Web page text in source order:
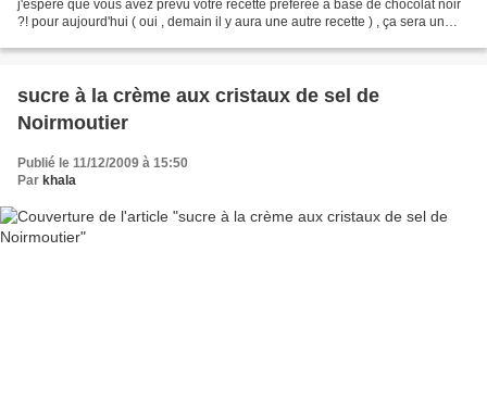
j'espère que vous avez prévu votre recette préférée à base de chocolat noir
?! pour aujourd'hui ( oui , demain il y aura une autre recette ) , ça sera un
sucre à la crème aux cristaux de sel de
Noirmoutier
Publié le 11/12/2009 à 15:50
Par khala